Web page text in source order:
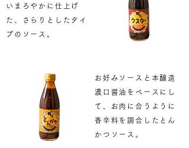
いまろやかに仕上げ
た、さらりとしたタイ
プのソース。
お好みソースと本醸造
濃口醤油をベースにし
て、お肉に合うように
香辛料を調合したとん
かつソース。